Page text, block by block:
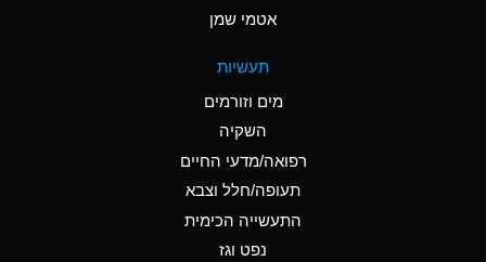
Ammonia Gas (hot)
Ammonium Hydroxide
B
Ammonium Nitrate
אטמי שמן
תעשיות
מים וזורמים
השקיה
רפואה/מדעי החיים
תעופה/חלל וצבא
התעשייה הכימית
נפט וגז